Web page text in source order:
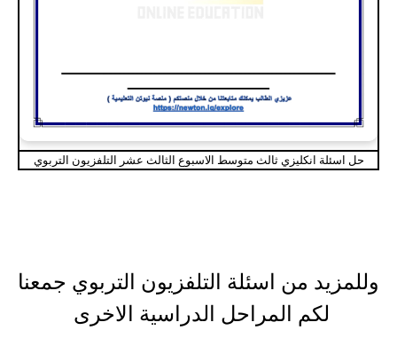
حل اسئلة انكليزي ثالث متوسط الاسبوع الثالث عشر التلفزيون التربوي
وللمزيد من اسئلة التلفزيون التربوي جمعنا
لكم المراحل الدراسية الاخرى